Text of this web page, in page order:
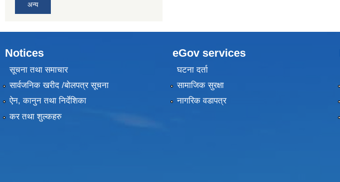
अन्य
Notices
सूचना तथा समाचार
सार्वजनिक खरीद /बोलपत्र सूचना
ऐन, कानुन तथा निर्देशिका
कर तथा शुल्कहरु
eGov services
घटना दर्ता
सामाजिक सुरक्षा
नागरिक वडापत्र